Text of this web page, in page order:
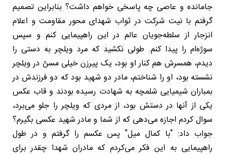
جامانده و عاصی چه پاسخی خواهم داشت؟ بنابراین تصمیم
گرفتم با نیت شرکت در ثواب شهدای محور مقاومت و اعلام
انزجار از سلطه‌جویان عالم در این راهپیمایی کنم و سپس
سوژه‌ام را پیدا کنم. طولی نکشید که مرد ویلچر به دستی را
دیدم، همسرش هم کنار او بود، یک پیرزن خیلی مسنّ در ویلچر
نشسته بود، او را شناختم، مادر دو شهید بود که دو فرزندش در
بمباران شیمیایی شلمچه به شهادت رسیده بودند و قاب عکس
یکی از آنها در دستش بود، از مردی که ویلچر را جلو می‌برد،
سوال کردم اجازه می‌دهی که از شما و مادر شهید عکسی بگیرم؟
جواب داد: "با کمال میل" پس عکسم را گرفتم و در طول
راهپیمایی به این فکر می‌کردم که مادران شهدا چقدر برای